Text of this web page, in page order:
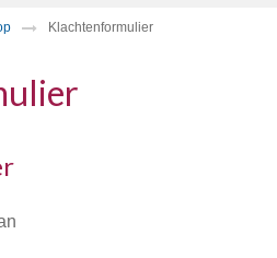
Klachtenformulier